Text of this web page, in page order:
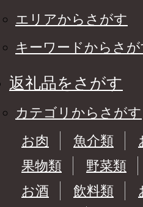
エリアからさがす
キーワードからさが
返礼品をさがす
カテゴリからさがす
お肉
魚介類
果物類
野菜類
お酒
飲料類